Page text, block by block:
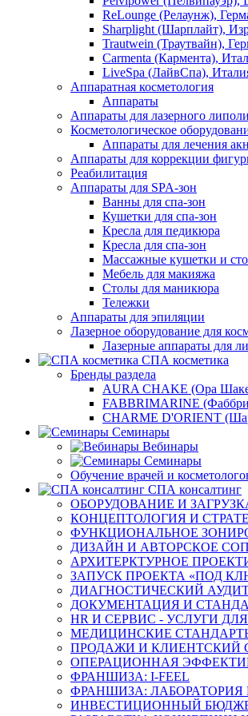
ReLounge (Релаунж),
Sharplight (Шарплайт),
Trautwein (Траутвайн),
Carmenta (Кармента),
LiveSpa (ЛайвСпа),
Аппаратная косметология
Аппараты
Аппараты для лазерного
Косметологическое
Аппараты для лечения
Аппараты для коррекции
Реабилитация
Аппараты для SPA-зон
Ванны для спа-зон
Кушетки для спа-зон
Кресла для педикюра
Кресла для спа-зон
Массажные кушетки и
Мебель для макияжа
Столы для маникюра
Тележки
Аппараты для эпиляции
Лазерное оборудование для
Лазерные аппараты для
СПА косметика
Бренды раздела
AURA CHAKE (Ора
FABBRIMARINE
CHARME D'ORIENT
Семинары
Вебинары
Семинары
Обучение врачей и
СПА консалтинг
ОБОРУДОВАНИЕ И
КОНЦЕПТОЛОГИЯ И
ФУНКЦИОНАЛЬНОЕ
ДИЗАЙН И АВТОРСКОЕ
АРХИТЕРКТУРНОЕ
ЗАПУСК ПРОЕКТА «ПОД
ДИАГНОСТИЧЕСКИЙ
ДОКУМЕНТАЦИЯ И
HR И СЕРВИС - УСЛУГИ
МЕДИЦИНСКИЕ
ПРОДАЖИ И КЛИЕНТСКИЙ
ОПЕРАЦИОННАЯ
ФРАНШИЗА: I-FEEL
ФРАНШИЗА: ЛАБОРАТОРИЯ
ИНВЕСТИЦИОННЫЙ